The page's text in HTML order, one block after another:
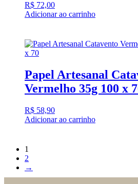
R$ 72,00
Adicionar ao carrinho
Papel Artesanal
Vermelho 35g 100 x
R$ 58,90
Adicionar ao carrinho
1
2
→